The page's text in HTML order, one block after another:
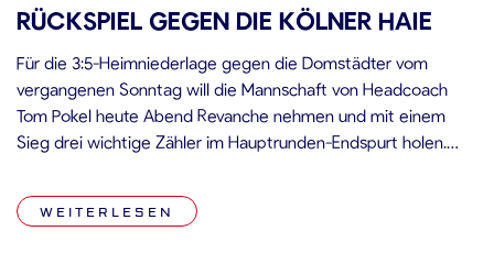
RÜCKSPIEL GEGEN DIE KÖLNER HAIE
Für die 3:5-Heimniederlage gegen die Domstädter vom
vergangenen Sonntag will die Mannschaft von Headcoach
Tom Pokel heute Abend Revanche nehmen und mit einem
Sieg drei wichtige Zähler im Hauptrunden-Endspurt holen.
Punkte, auch die Kölner Haie (PPG: 1.314) befinden sich mit
vier Punkten weniger bei […]
WEITERLESEN